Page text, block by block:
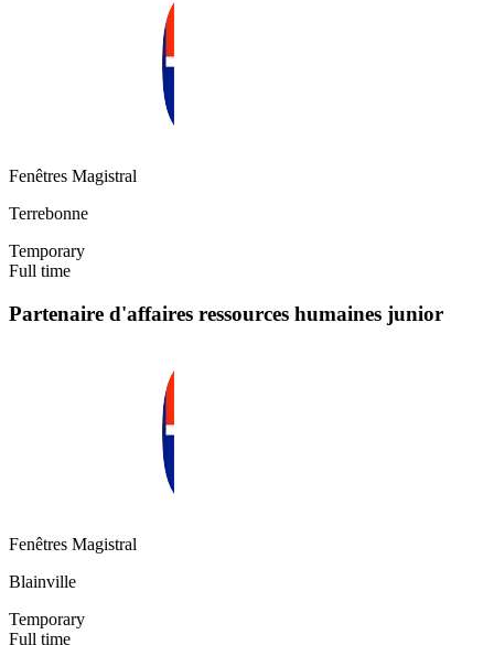
Fenêtres Magistral
Terrebonne
Temporary
Full time
Partenaire d'affaires ressources humaines junior
Fenêtres Magistral
Blainville
Temporary
Full time